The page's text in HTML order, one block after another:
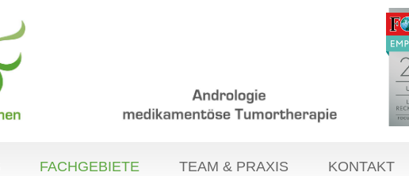
FACHGEBIETE TEAM & PRAXIS KONTAKT